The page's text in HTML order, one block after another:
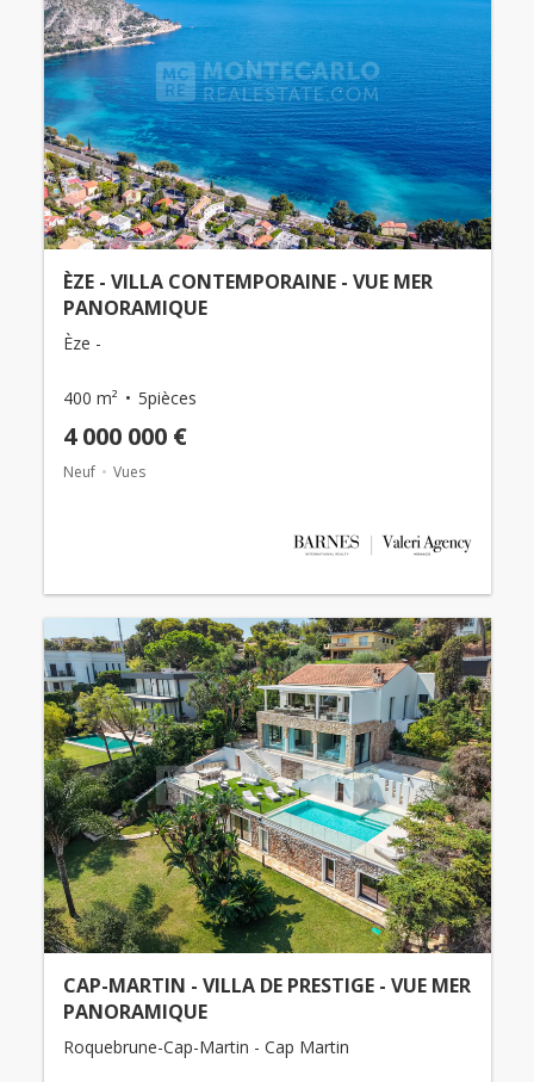
ÈZE - VILLA CONTEMPORAINE - VUE MER
PANORAMIQUE
Èze -
400 m² 5pièces
4 000 000 €
Neuf Vues
CAP-MARTIN - VILLA DE PRESTIGE - VUE MER
PANORAMIQUE
Roquebrune-Cap-Martin - Cap Martin